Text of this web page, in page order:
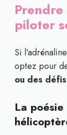
piloter
Si
optez pour
ou des
La